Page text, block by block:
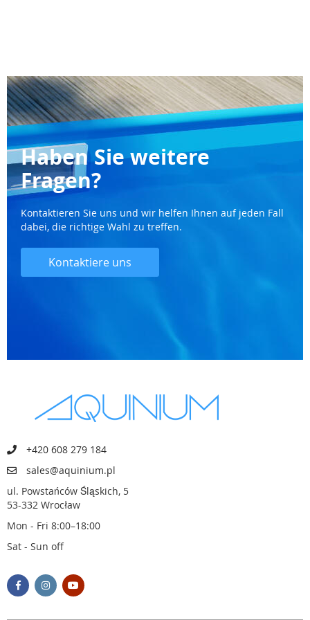
Haben Sie weitere
Fragen?
Kontaktieren Sie uns und wir helfen Ihnen auf jeden Fall
dabei, die richtige Wahl zu treffen.
Kontaktiere uns
+420 608 279 184
sales@aquinium.pl
ul. Powstańców Śląskich, 5
53-332 Wrocław
Mon - Fri 8:00–18:00
Sat - Sun off